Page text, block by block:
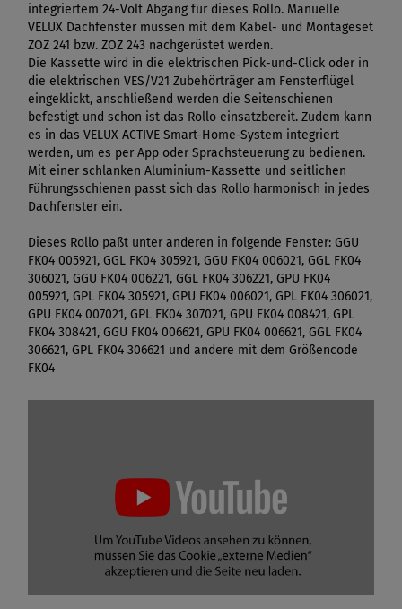
integriertem 24-Volt Abgang für dieses Rollo. Manuelle
VELUX Dachfenster müssen mit dem Kabel- und Montageset
ZOZ 241 bzw. ZOZ 243 nachgerüstet werden.
Die Kassette wird in die elektrischen Pick-und-Click oder in
die elektrischen VES/V21 Zubehörträger am Fensterflügel
eingeklickt, anschließend werden die Seitenschienen
befestigt und schon ist das Rollo einsatzbereit. Zudem kann
es in das VELUX ACTIVE Smart-Home-System integriert
werden, um es per App oder Sprachsteuerung zu bedienen.
Mit einer schlanken Aluminium-Kassette und seitlichen
Führungsschienen passt sich das Rollo harmonisch in jedes
Dachfenster ein.
Dieses Rollo paßt unter anderen in folgende Fenster: GGU
FK04 005921, GGL FK04 305921, GGU FK04 006021, GGL FK04
306021, GGU FK04 006221, GGL FK04 306221, GPU FK04
005921, GPL FK04 305921, GPU FK04 006021, GPL FK04 306021,
GPU FK04 007021, GPL FK04 307021, GPU FK04 008421, GPL
FK04 308421, GGU FK04 006621, GPU FK04 006621, GGL FK04
306621, GPL FK04 306621 und andere mit dem Größencode
FK04